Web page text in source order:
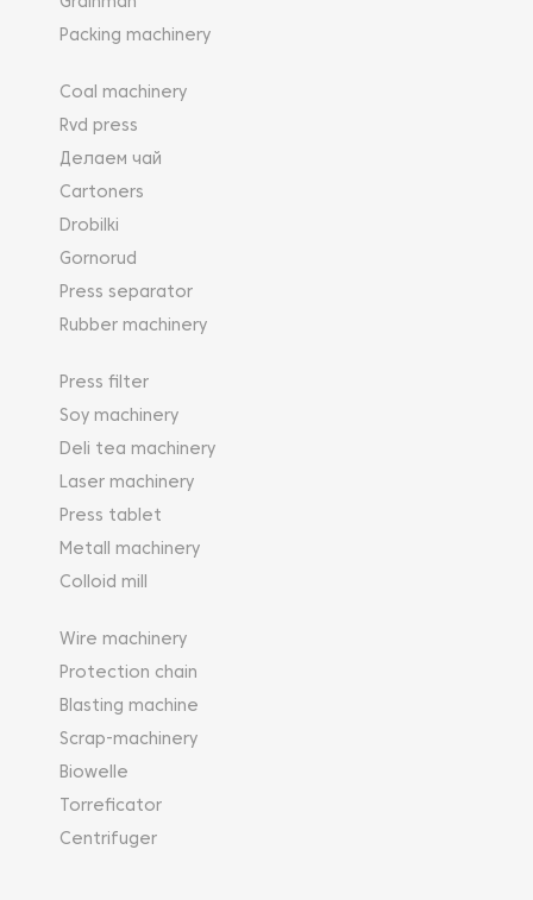
деталей оснащается системами управления на
основе аппаратуры ЧПУ или программируемого
значительно возрастает КПД генератора.
Packing machinery
Coal machinery
Rvd press
Делаем чай
Cartoners
Drobilki
Gornorud
Press separator
Rubber machinery
Press filter
Soy machinery
Deli tea machinery
Laser machinery
Press tablet
Metall machinery
Colloid mill
Wire machinery
Protection chain
Blasting machine
Scrap-machinery
Biowelle
Torreficator
Centrifuger